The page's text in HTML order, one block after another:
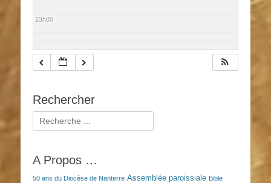
23h00
Rechercher
Rechercher :
A Propos …
50 ans du Diocèse de Nanterre Assemblée paroissiale Bible